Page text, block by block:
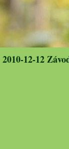
2010-12-12